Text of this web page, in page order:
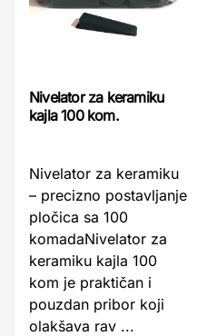
Nivelator za keramiku
kajla 100 kom.
Nivelator za keramiku
– precizno postavljanje
pločica sa 100
komadaNivelator za
keramiku kajla 100
kom je praktičan i
pouzdan pribor koji
olakšava rav ...